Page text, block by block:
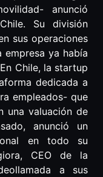
anunció
Su división
sus operaciones
ya había
Chile, la startup
dedicada a
empleados- que
una valuación de
anunció un
en todo su
CEO de la
a sus